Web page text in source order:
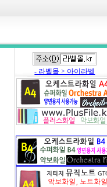
- 라벨몰 > 아이라벨